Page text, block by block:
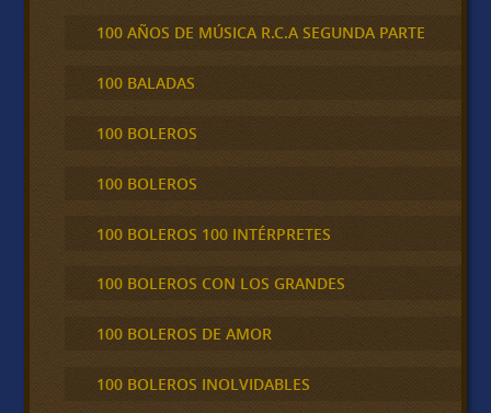
100 AÑOS DE MÚSICA R.C.A SEGUNDA PARTE
100 BALADAS
100 BOLEROS
100 BOLEROS
100 BOLEROS 100 INTÉRPRETES
100 BOLEROS CON LOS GRANDES
100 BOLEROS DE AMOR
100 BOLEROS INOLVIDABLES